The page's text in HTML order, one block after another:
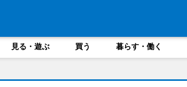
見る・遊ぶ 買う 暮らす・働く